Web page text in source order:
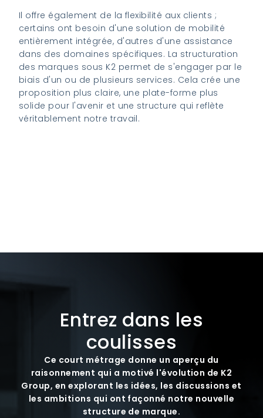
Il offre également de la flexibilité aux clients ;
certains ont besoin d'une solution de mobilité
entièrement intégrée, d'autres d'une assistance
dans des domaines spécifiques. La structuration
des marques sous K2 permet de s'engager par le
biais d'un ou de plusieurs services. Cela crée une
proposition plus claire, une plate-forme plus
solide pour l'avenir et une structure qui reflète
véritablement notre travail.
Entrez dans les
coulisses
Ce court métrage donne un aperçu du
raisonnement qui a motivé l'évolution de K2
Group, en explorant les idées, les discussions et
les ambitions qui ont façonné notre nouvelle
structure de marque.